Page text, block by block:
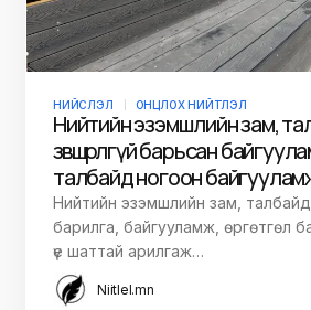
НИЙСЛЭЛ ОНЦЛОХ НИЙТЛЭЛ
Нийтийн эзэмшлийн зам,
зөвшөөрөлгүй барьсан
талбайд ногоон
Нийтийн эзэмшлийн зам, талбайд
барилга, байгууламж, өргөтгөл
үе шаттай арилгаж…
Niitlel.mn